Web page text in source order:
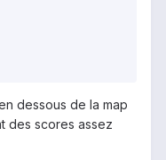
dessous de la map
des scores assez